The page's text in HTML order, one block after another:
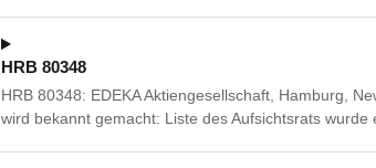
HRB 80348
HRB 80348: EDEKA Aktiengesellschaft, Hamburg,
wird bekannt gemacht: Liste des Aufsichtsrats wurde